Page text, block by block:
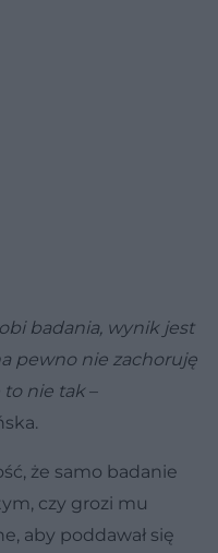
badania, wynik jest
pewno nie zachoruję
to nie tak –
że samo badanie
czy grozi mu
aby poddawał się